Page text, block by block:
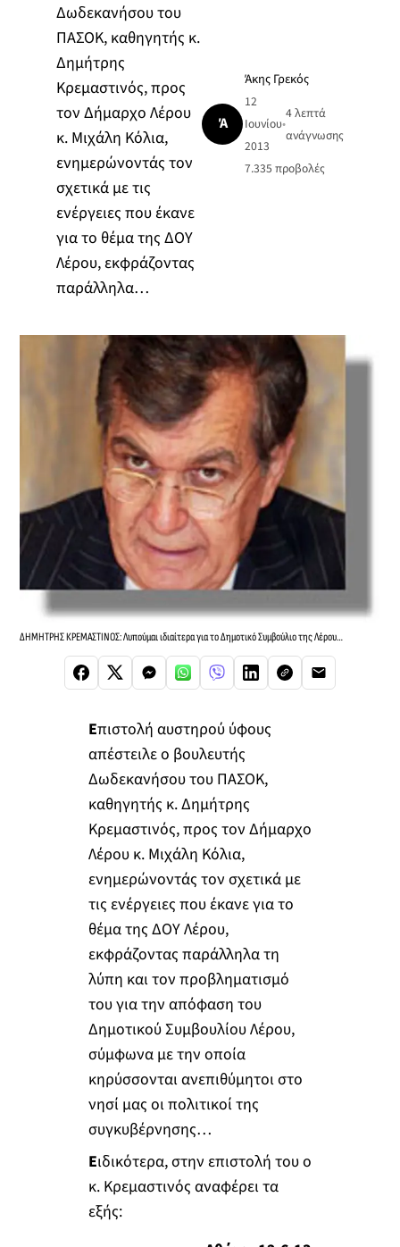
Δωδεκανήσου του
ΠΑΣΟΚ, καθηγητής κ.
Δημήτρης
Κρεμαστινός, προς
τον Δήμαρχο Λέρου
κ. Μιχάλη Κόλια,
ενημερώνοντάς τον
σχετικά με τις
ενέργειες που έκανε
για το θέμα της ΔΟΥ
Λέρου, εκφράζοντας
παράλληλα…
Ά
Άκης Γρεκός
12
Ιουνίου
2013
•
4 λεπτά
ανάγνωσης
7.335 προβολές
ΔΗΜΗΤΡΗΣ ΚΡΕΜΑΣΤΙΝΟΣ: Λυπούμαι ιδιαίτερα για το Δημοτικό Συμβούλιο της Λέρου…
Επιστολή αυστηρού ύφους
απέστειλε ο βουλευτής
Δωδεκανήσου του ΠΑΣΟΚ,
καθηγητής κ. Δημήτρης
Κρεμαστινός, προς τον Δήμαρχο
Λέρου κ. Μιχάλη Κόλια,
ενημερώνοντάς τον σχετικά με
τις ενέργειες που έκανε για το
θέμα της ΔΟΥ Λέρου,
εκφράζοντας παράλληλα τη
λύπη και τον προβληματισμό
του για την απόφαση του
Δημοτικού Συμβουλίου Λέρου,
σύμφωνα με την οποία
κηρύσσονται ανεπιθύμητοι στο
νησί μας οι πολιτικοί της
συγκυβέρνησης…
Ειδικότερα, στην επιστολή του ο
κ. Κρεμαστινός αναφέρει τα
εξής: